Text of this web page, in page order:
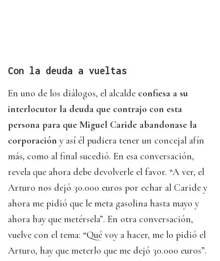
Con la deuda a vueltas
En uno de los diálogos, el alcalde confiesa a su
interlocutor la deuda que contrajo con esta
persona para que Miguel Caride abandonase la
corporación y así él pudiera tener un concejal afín
más, como al final sucedió. En esa conversación,
revela que ahora debe devolverle el favor. “A ver, el
Arturo nos dejó 30.000 euros por echar al Caride y
ahora me pidió que le meta gasolina hasta mayo y
ahora hay que metérsela”. En otra conversación,
vuelve con el tema: “Qué voy a hacer, me lo pidió el
Arturo, hay que meterlo que me dejó 30.000 euros”.